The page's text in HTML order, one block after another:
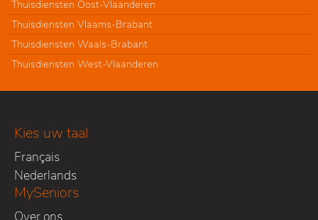
Thuisdiensten Oost-Vlaanderen
Thuisdiensten Vlaams-Brabant
Thuisdiensten Waals-Brabant
Thuisdiensten West-Vlaanderen
Kies uw taal
Français
Nederlands
MySeniors
Over ons